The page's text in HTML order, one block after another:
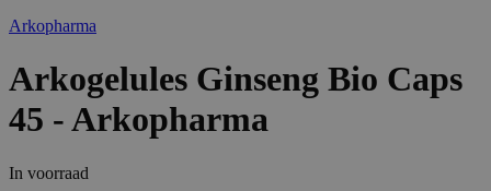
Arkopharma
Arkogelules Ginseng Bio Caps
45 - Arkopharma
In voorraad